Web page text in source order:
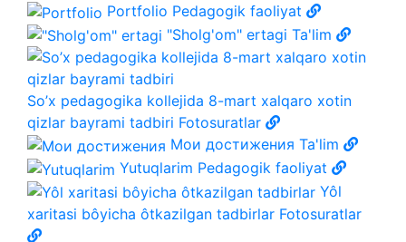
Portfolio Pedagogik faoliyat
"Sholg'om" ertagi Ta'lim
So’x pedagogika kollejida 8-mart xalqaro xotin
qizlar bayrami tadbiri Fotosuratlar
Мои достижения Ta'lim
Yutuqlarim Pedagogik faoliyat
Yôl
xaritasi bôyicha ôtkazilgan tadbirlar Fotosuratlar